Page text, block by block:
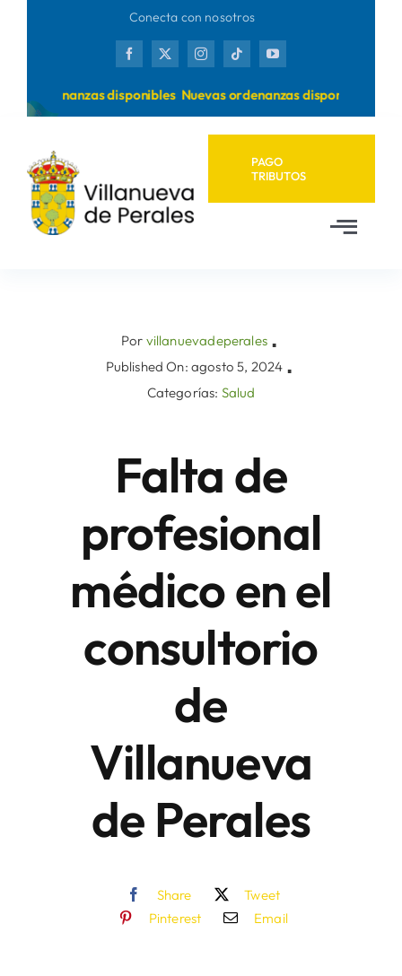
Conecta con nosotros
ordenanzas disponibles Nuevas ordenanzas disponibles
PAGO
TRIBUTOS
AyuntamientoPor villanuevadeperales ▪
Published On: agosto 5, 2024 ▪
Categorías: Salud
Falta de
profesional
médico en el
consultorio
de
Villanueva
de Perales
Share
Tweet
Pinterest
Email